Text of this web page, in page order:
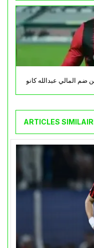
ضم المالي عبدالله كانو
ARTICLES